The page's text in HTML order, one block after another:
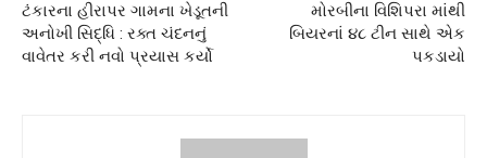
ટંકારના હીરાપર ગામના ખેડૂતની
અનોખી સિદ્ધિ : રક્ત ચંદનનું
વાવેતર કરી નવો પ્રયાસ કર્યો
મોરબીના વિશિપરા માંથી
બિયરનાં ૪૮ ટીન સાથે એક
પકડાયો